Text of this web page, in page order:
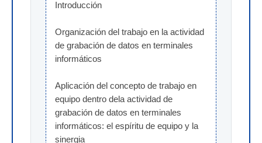
Introducción
Organización del trabajo en la actividad
de grabación de datos en terminales
informáticos
Aplicación del concepto de trabajo en
equipo dentro dela actividad de
grabación de datos en terminales
informáticos: el espíritu de equipo y la
sinergia